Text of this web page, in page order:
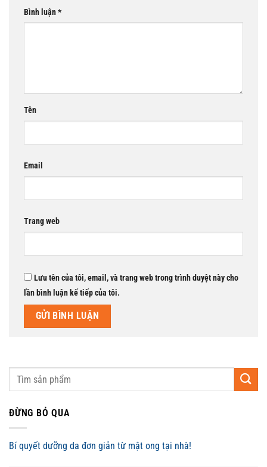
Bình luận*
Tên
Email
Trang web
Lưu tên của tôi, email, và trang web trong trình duyệt này cho
lần bình luận kế tiếp của tôi.
ĐỪNG BỎ QUA
Bí quyết dưỡng da đơn giản từ mật ong tại nhà!